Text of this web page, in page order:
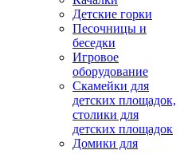
Детские горки
Песочницы и
беседки
Игровое
оборудование
Скамейки для
детских площадок,
столики для
детских площадок
Домики для